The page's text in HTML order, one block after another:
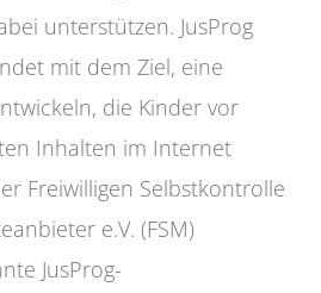
unterstützen. JusProg
mit dem Ziel, eine
die Kinder vor
Inhalten im Internet
Freiwilligen Selbstkontrolle
e.V. (FSM)
JusProg-